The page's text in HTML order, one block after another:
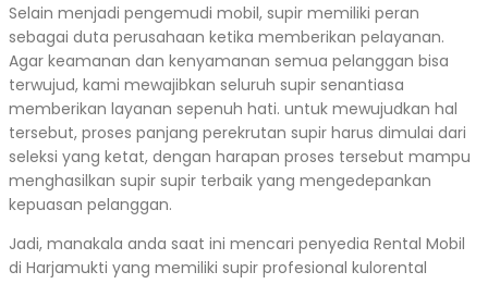
Selain menjadi pengemudi mobil, supir memiliki peran
sebagai duta perusahaan ketika memberikan pelayanan.
Agar keamanan dan kenyamanan semua pelanggan bisa
terwujud, kami mewajibkan seluruh supir senantiasa
memberikan layanan sepenuh hati. untuk mewujudkan hal
tersebut, proses panjang perekrutan supir harus dimulai dari
seleksi yang ketat, dengan harapan proses tersebut mampu
menghasilkan supir supir terbaik yang mengedepankan
kepuasan pelanggan.
Jadi, manakala anda saat ini mencari penyedia Rental Mobil
di Harjamukti yang memiliki supir profesional kulorental